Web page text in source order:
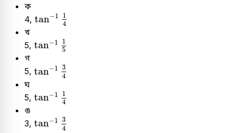
ক
4, tan−1 1
4
tan 1 4
খ
5, tan−1 1
5
tan 1 5
গ
5, tan−1 3
4
tan 1 34
ঘ
5, tan−1 1
4
tan 1 4
ঙ
3, tan−1 3
4
tan 1 34